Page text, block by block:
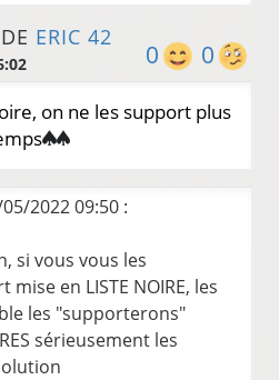
0
0
ERIC 42
on ne les support plus
2022 09:50 :
si vous vous les
en LISTE NOIRE, les
les "supporterons"
sérieusement les